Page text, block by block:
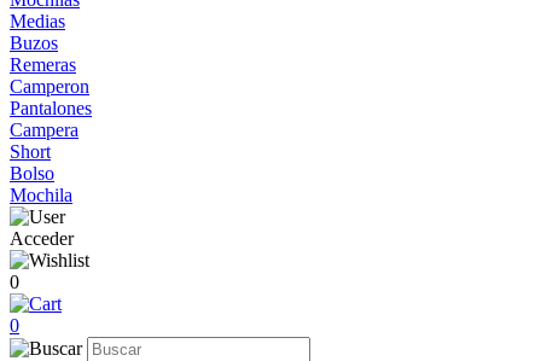
Medias
Buzos
Remeras
Camperon
Pantalones
Campera
Short
Bolso
Mochila
Acceder
0
0